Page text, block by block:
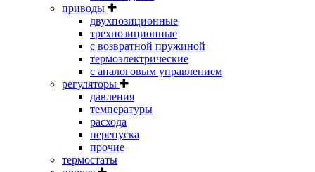
приводы
двухпозиционные
трехпозиционные
с возвратной пружиной
термоэлектрические
с аналоговым управлением
регуляторы
давления
температуры
расхода
перепуска
прочие
термостаты